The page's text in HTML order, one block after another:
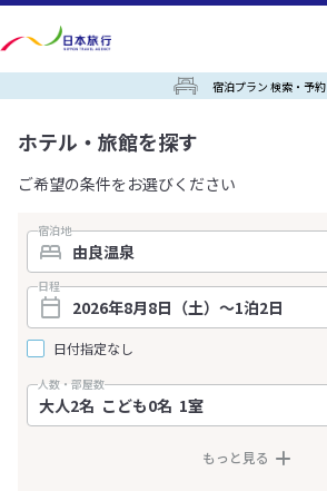
宿泊プラン 検索・予約
ホテル・旅館を探す
ご希望の条件をお選びください
宿泊地
日程
日付指定なし
人数・部屋数
もっと見る